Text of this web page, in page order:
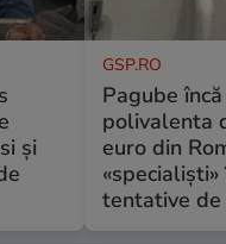
și
GSP.RO
Pagube
polivalenta
euro din
tentative de